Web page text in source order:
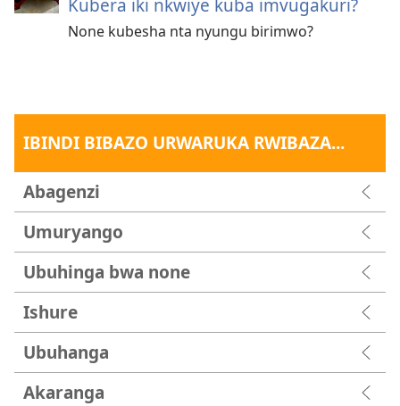
Kubera iki nkwiye kuba imvugakuri?
None kubesha nta nyungu birimwo?
IBINDI BIBAZO URWARUKA RWIBAZA...
Abagenzi
Umuryango
Ubuhinga bwa none
Ishure
Ubuhanga
Akaranga